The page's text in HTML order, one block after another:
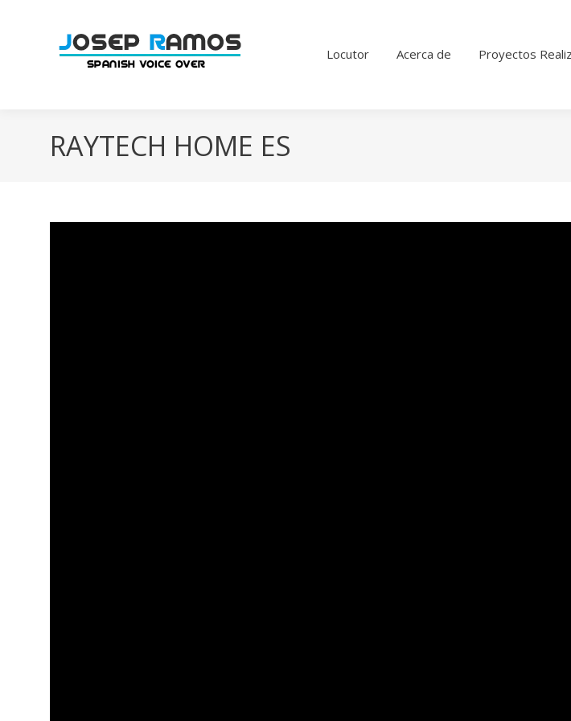
Locutor Acerca de Proyectos
RAYTECH HOME ES